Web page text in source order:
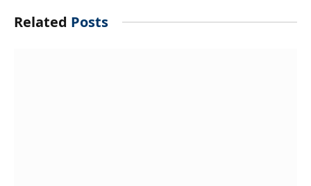
Related Posts